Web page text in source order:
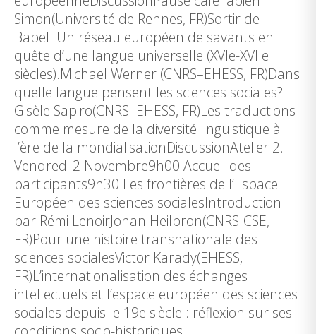
Simon(Université de Rennes, FR)Sortir de
Babel. Un réseau européen de savants en
quête d’une langue universelle (XVIe-XVIIe
siècles).Michael Werner (CNRS–EHESS, FR)Dans
quelle langue pensent les sciences sociales?
Gisèle Sapiro(CNRS–EHESS, FR)Les traductions
comme mesure de la diversité linguistique à
l’ère de la mondialisationDiscussionAtelier 2.
Vendredi 2 Novembre9h00 Accueil des
participants9h30 Les frontières de l’Espace
Européen des sciences socialesIntroduction
par Rémi LenoirJohan Heilbron(CNRS-CSE,
FR)Pour une histoire transnationale des
sciences socialesVictor Karady(EHESS,
FR)L’internationalisation des échanges
intellectuels et l’espace européen des sciences
sociales depuis le 19e siècle : réflexion sur ses